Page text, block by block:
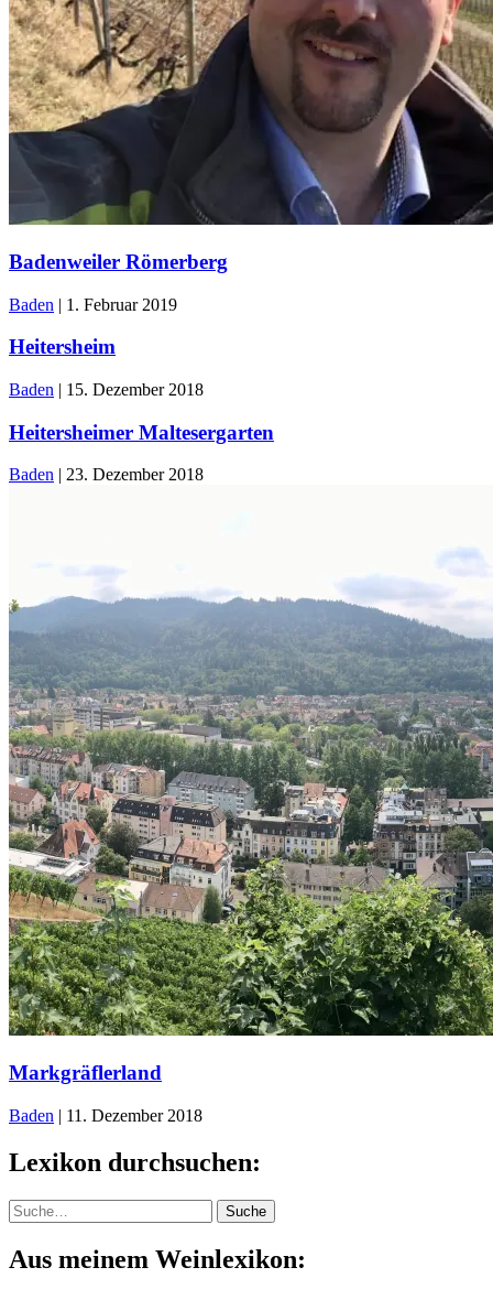
Badenweiler Römerberg
Baden | 1. Februar 2019
Heitersheim
Baden | 15. Dezember 2018
Heitersheimer Maltesergarten
Baden | 23. Dezember 2018
Markgräflerland
Baden | 11. Dezember 2018
Lexikon durchsuchen:
Suche Suche
Aus meinem Weinlexikon: